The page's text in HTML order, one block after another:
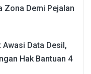
Zona Demi Pejalan
Data Desil,
Hak Bantuan 4